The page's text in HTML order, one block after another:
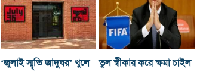
‘জুলাই স্মৃতি জাদুঘর’ খুলে
ভুল স্বীকার করে ক্ষমা চাইল